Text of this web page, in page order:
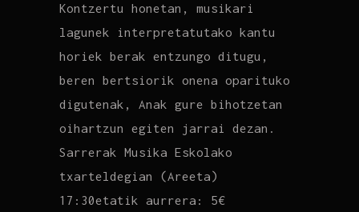
Kontzertu honetan, musikari
lagunek interpretatutako kantu
horiek berak entzungo ditugu,
beren bertsiorik onena oparituko
digutenak, Anak gure bihotzetan
oihartzun egiten jarrai dezan.
Sarrerak Musika Eskolako
txarteldegian (Areeta)
17:30etatik aurrera: 5€